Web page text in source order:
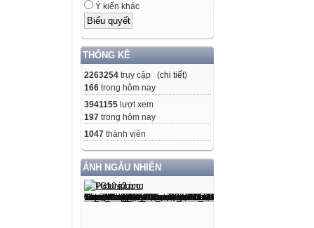
Ý kiến khác
THỐNG KÊ
2263254 truy cập (chi tiết)
166 trong hôm nay
3941155 lượt xem
197 trong hôm nay
1047 thành viên
ẢNH NGẪU NHIÊN